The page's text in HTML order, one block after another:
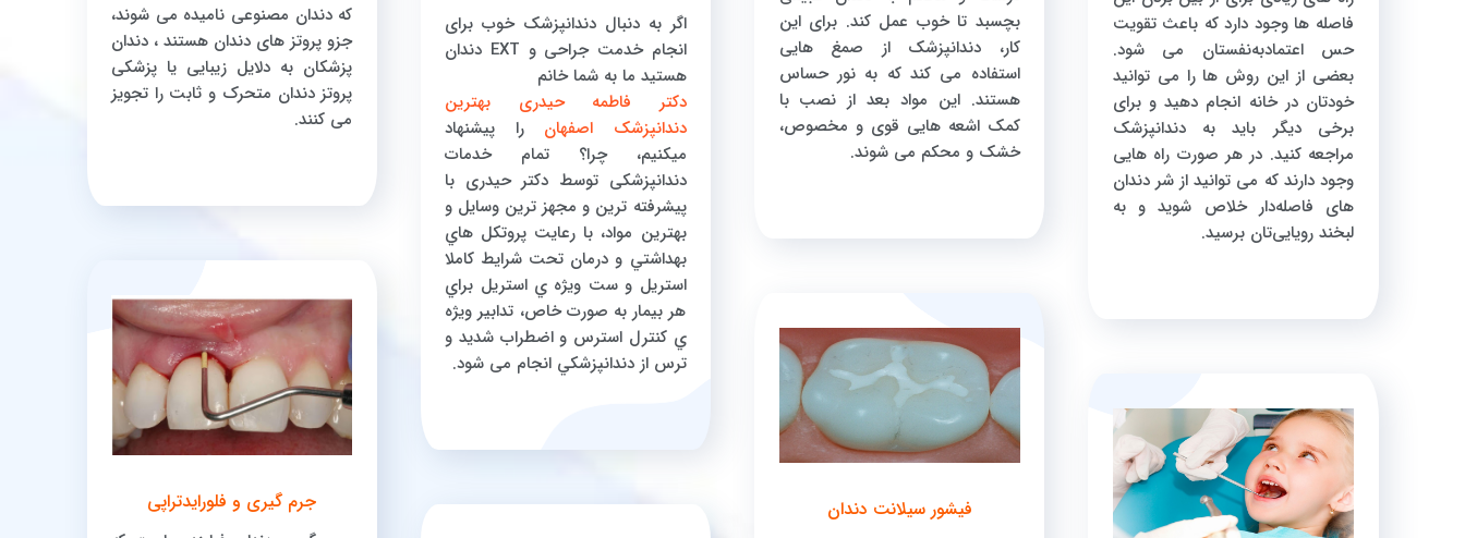
فاصله ها وجود دارد که باعث تقویت
حس اعتماد‌به‌نفستان می شود.
بعضی از این روش ها را می توانید
خودتان در خانه انجام دهید و برای
برخی دیگر باید به دندانپزشک
مراجعه کنید. در هر صورت راه هایی
وجود دارند که می توانید از شر دندان
های فاصله‌دار خلاص شوید و به
لبخند رویایی‌تان برسید.
بچسبد تا خوب عمل کند. برای این
کار، دندانپزشک از صمغ هایی
استفاده می کند که به نور حساس
هستند. این مواد بعد از نصب با
کمک اشعه هایی قوی و مخصوص،
خشک و محکم می شوند.
فیشور سیلانت دندان
اگر به دنبال دندانپزشک خوب برای
انجام خدمت جراحی و EXT دندان
هستید ما به شما خانم
دکتر فاطمه حیدری بهترین
دندانپزشک اصفهان را پیشنهاد
میکنیم، چرا؟ تمام خدمات
دندانپزشکی توسط دکتر حیدری با
پيشرفته ترين و مجهز ترين وسايل و
بهترين مواد، با رعايت پروتكل هاي
بهداشتي و درمان تحت شرايط كاملا
استريل و ست ويژه ي استريل براي
هر بيمار به صورت خاص، تدابير ويژه
ي كنترل استرس و اضطراب شديد و
ترس از دندانپزشكي انجام می شود.
که دندان مصنوعی نامیده می شوند،
جزو پروتز های دندان هستند ، دندان
پزشکان به دلایل زیبایی یا پزشکی
پروتز دندان متحرک و ثابت را تجویز
می کنند.
جرم گیری و فلورایدتراپی